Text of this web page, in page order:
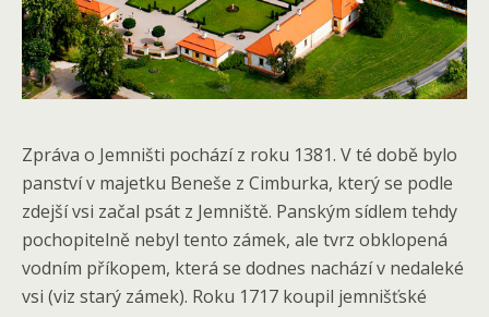
Zpráva o Jemništi pochází z roku 1381. V té době bylo
panství v majetku Beneše z Cimburka, který se podle
zdejší vsi začal psát z Jemniště. Panským sídlem tehdy
pochopitelně nebyl tento zámek, ale tvrz obklopená
vodním příkopem, která se dodnes nachází v nedaleké
vsi (viz starý zámek). Roku 1717 koupil jemnišťské